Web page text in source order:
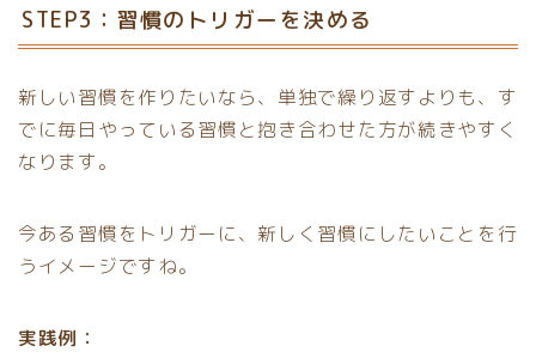
STEP3：習慣のトリガーを決める
新しい習慣を作りたいなら、単独で繰り返すよりも、す
でに毎日やっている習慣と抱き合わせた方が続きやすく
なります。
今ある習慣をトリガーに、新しく習慣にしたいことを行
うイメージですね。
実践例：